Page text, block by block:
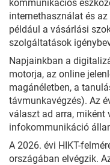
kommunikációs
internethasználat és az
például a vásárlási
szolgáltatások
Napjainkban a
motorja, az online
magánéletben, a
távmunkavégzés). Az
választ ad arra, miként
infokommunikáció
A 2026. évi HIKT-
országában elvégzik.